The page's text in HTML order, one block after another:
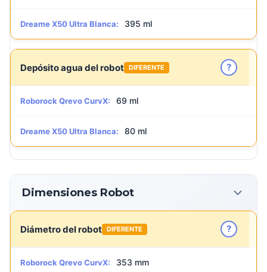
Dreame X50 Ultra Blanca: 395 ml
Depósito agua del robot DIFERENTE ?
Roborock Qrevo CurvX: 69 ml
Dreame X50 Ultra Blanca: 80 ml
Dimensiones Robot
Diámetro del robot DIFERENTE ?
Roborock Qrevo CurvX: 353 mm